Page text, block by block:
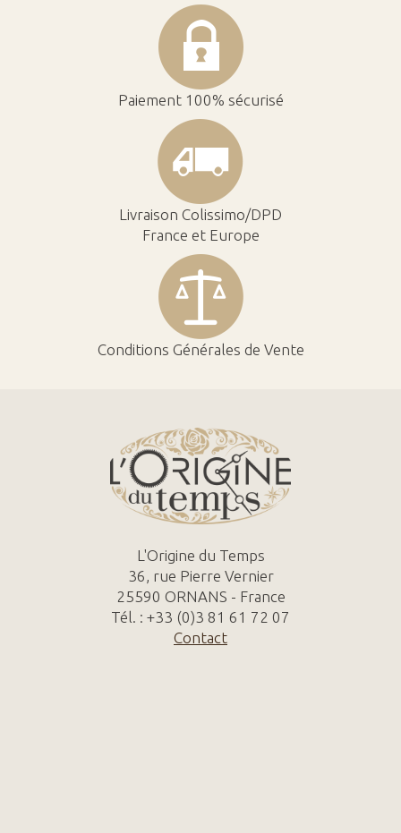
Paiement 100% sécurisé
Livraison Colissimo/DPD
France et Europe
Conditions Générales de Vente
L'Origine du Temps
36, rue Pierre Vernier
25590 ORNANS - France
Tél. : +33 (0)3 81 61 72 07
Contact